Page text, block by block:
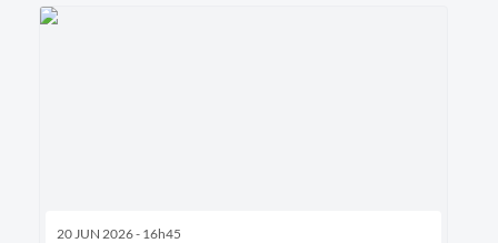
20 JUN 2026 - 16h45